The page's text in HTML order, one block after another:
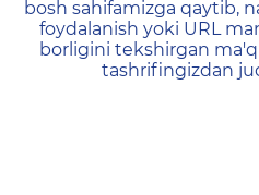
bosh sahifamizga qaytib,
foydalanish yoki URL
borligini tekshirgan
tashrifingizdan